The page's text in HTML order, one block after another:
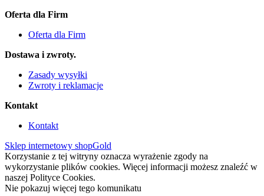
Oferta dla Firm
Oferta dla Firm
Dostawa i zwroty.
Zasady wysyłki
Zwroty i reklamacje
Kontakt
Kontakt
Sklep internetowy shopGold
Korzystanie z tej witryny oznacza wyrażenie zgody na
wykorzystanie plików cookies. Więcej informacji możesz znaleźć w
naszej Polityce Cookies.
Nie pokazuj więcej tego komunikatu